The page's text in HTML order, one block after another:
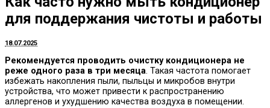
для поддержания чистоты и работы
18.07.2025
Рекомендуется проводить очистку кондиционера не
реже одного раза в три месяца. Такая частота помогает
избежать накопления пыли, пыльцы и микробов внутри
устройства, что может привести к распространению
аллергенов и ухудшению качества воздуха в помещении.